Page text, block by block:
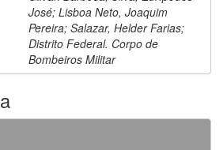
José; Lisboa Neto, Joaquim
Pereira; Salazar, Helder Farias;
Distrito Federal. Corpo de
Bombeiros Militar